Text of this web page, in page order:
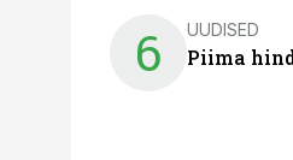
6 UUDISED
Piima